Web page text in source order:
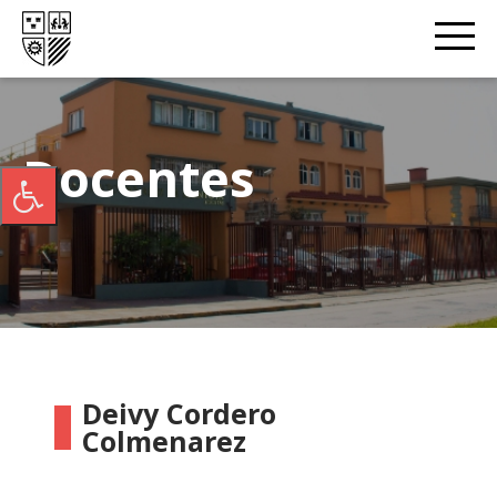
Docentes
Deivy Cordero
Colmenarez